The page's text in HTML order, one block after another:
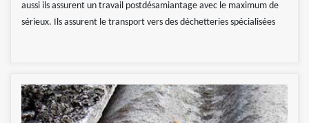
aussi ils assurent un travail postdésamiantage avec le maximum de
sérieux. Ils assurent le transport vers des déchetteries spécialisées